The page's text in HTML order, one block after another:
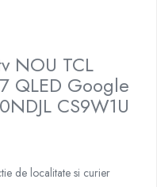
NOU TCL
QLED Google
CS9W1U
de localitate si curier